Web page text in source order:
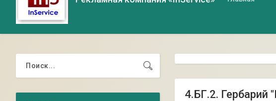
4.БГ.2. Гербарий